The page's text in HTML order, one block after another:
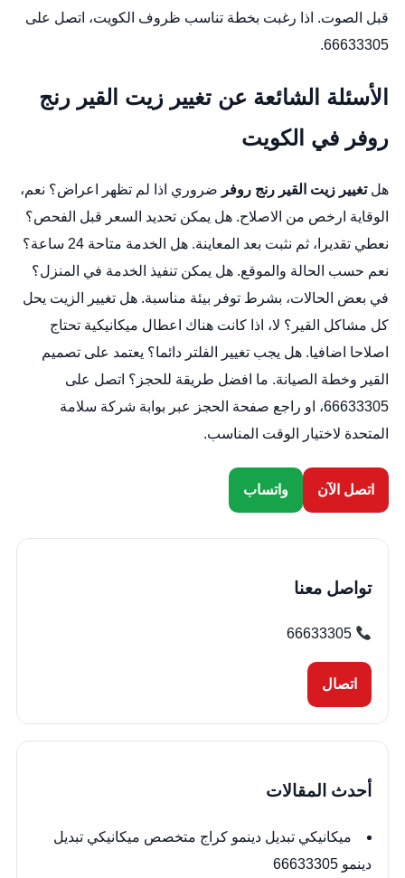
قبل الصوت. اذا رغبت بخطة تناسب ظروف الكويت، اتصل على
66633305.
الأسئلة الشائعة عن تغيير زيت القير رنج
روفر في الكويت
هلتغيير زيت القير رنج روفر ضروري اذا لم تظهر اعراض؟ نعم،
الوقاية ارخص من الاصلاح. هل يمكن تحديد السعر قبل الفحص؟
نعطي تقديرا، ثم نثبت بعد المعاينة. هل الخدمة متاحة 24 ساعة؟
نعم حسب الحالة والموقع. هل يمكن تنفيذ الخدمة في المنزل؟
في بعض الحالات، بشرط توفر بيئة مناسبة. هل تغيير الزيت يحل
كل مشاكل القير؟ لا، اذا كانت هناك اعطال ميكانيكية تحتاج
اصلاحا اضافيا. هل يجب تغيير الفلتر دائما؟ يعتمد على تصميم
القير وخطة الصيانة. ما افضل طريقة للحجز؟ اتصل على
66633305، او راجع صفحة الحجز عبر
بوابة شركة سلامة
المتحدة لاختيار الوقت المناسب.
اتصل الآن واتساب
تواصل معنا
66633305
اتصال
أحدث المقالات
ميكانيكي تبديل دينمو كراج متخصص ميكانيكي تبديل
دينمو 66633305